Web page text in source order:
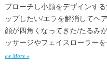
プローチし小顔をデザインす
ップしたい/エラを解消してヘ
顔が四角くなってきた/たるみ
ッサージやフェイスローラー
ew More »